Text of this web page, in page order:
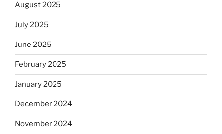
August 2025
July 2025
June 2025
February 2025
January 2025
December 2024
November 2024